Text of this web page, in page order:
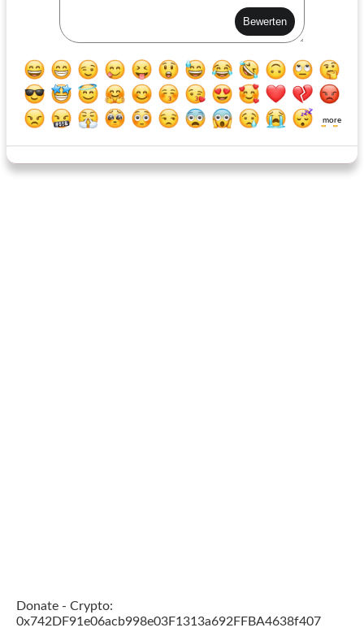
Zuckermandeltortenkruste
more
Donate - Crypto:
0x742DF91e06acb998e03F1313a692FFBA4638f407